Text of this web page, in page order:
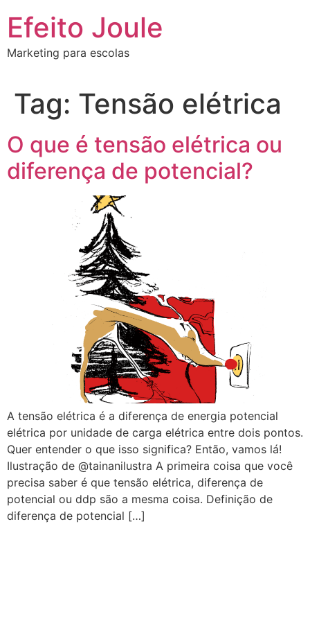
para
conteúdo
Efeito Joule
Marketing para escolas
Tag: Tensão elétrica
O que é tensão elétrica ou
diferença de potencial?
A tensão elétrica é a diferença de energia potencial
elétrica por unidade de carga elétrica entre dois pontos.
Quer entender o que isso significa? Então, vamos lá!
Ilustração de @tainanilustra A primeira coisa que você
precisa saber é que tensão elétrica, diferença de
potencial ou ddp são a mesma coisa. Definição de
diferença de potencial […]